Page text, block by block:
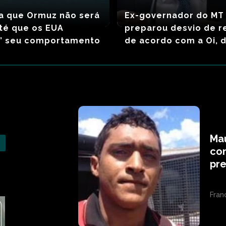
que Ormuz não será
que os EUA
seu comportamento
Ex-governador do MT
preparou desvio de
de acordo com a Oi,